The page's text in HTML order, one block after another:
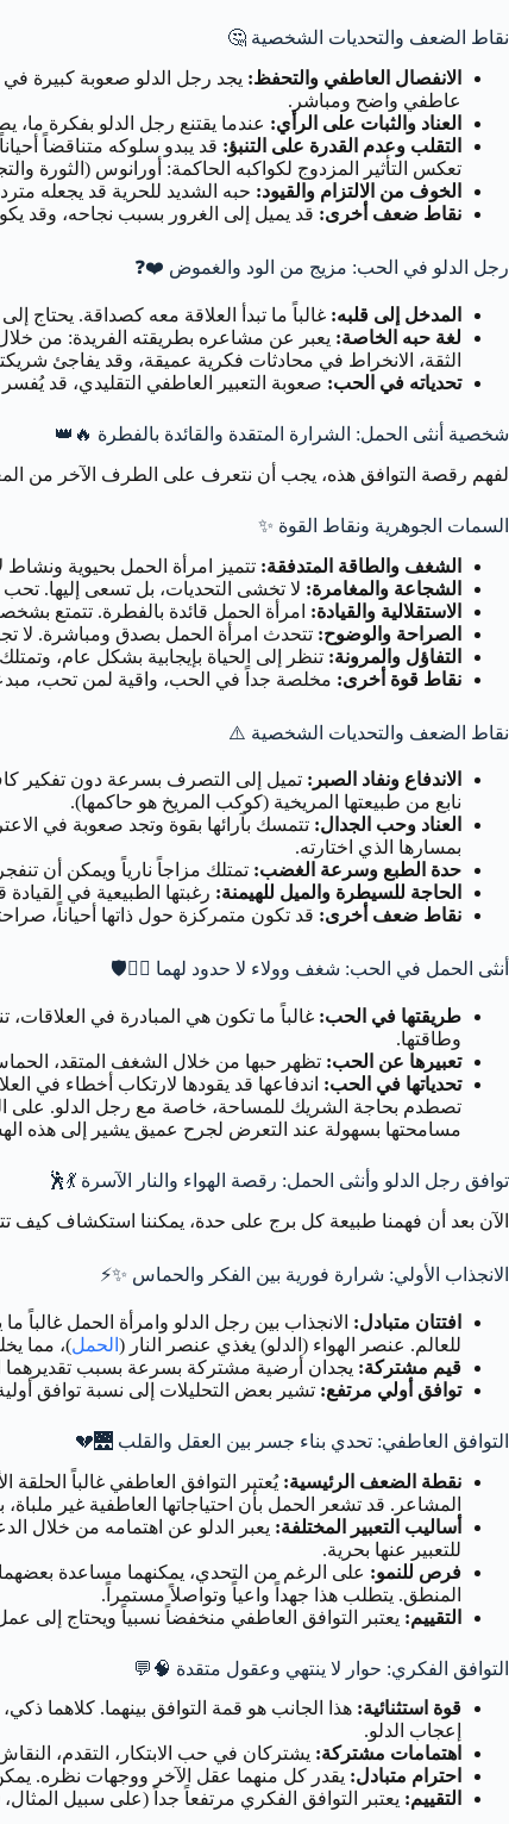
نقاط الضعف والتحديات الشخصية 🤔
الانفصال العاطفي والتحفظ: يجد رجل الدلو صعوبة كبيرة في
عاطفي واضح ومباشر.
العناد والثبات على الرأي: عندما يقتنع رجل الدلو بفكرة
التقلب وعدم القدرة على التنبؤ: قد يبدو سلوكه متناقضاً
تعكس التأثير المزدوج لكواكبه الحاكمة: أورانوس (الثورة
الخوف من الالتزام والقيود: حبه الشديد للحرية قد يجعله
نقاط ضعف أخرى: قد يميل إلى الغرور بسبب نجاحه، وقد
رجل الدلو في الحب: مزيج من الود والغموض ❤️❓
المدخل إلى قلبه: غالباً ما تبدأ العلاقة معه كصداقة. يحتاج
لغة حبه الخاصة: يعبر عن مشاعره بطريقته الفريدة: من
الثقة، الانخراط في محادثات فكرية عميقة، وقد يفاجئ
تحدياته في الحب: صعوبة التعبير العاطفي التقليدي، قد
شخصية أنثى الحمل: الشرارة المتقدة والقائدة بالفطرة 🔥👑
لفهم رقصة التوافق هذه، يجب أن نتعرف على الطرف الآخر من
السمات الجوهرية ونقاط القوة ✨
الشغف والطاقة المتدفقة: تتميز امرأة الحمل بحيوية ونشاط
الشجاعة والمغامرة: لا تخشى التحديات، بل تسعى إليها.
الاستقلالية والقيادة: امرأة الحمل قائدة بالفطرة. تتمتع
الصراحة والوضوح: تتحدث امرأة الحمل بصدق ومباشرة. لا
التفاؤل والمرونة: تنظر إلى الحياة بإيجابية بشكل عام،
نقاط قوة أخرى: مخلصة جداً في الحب، واقية لمن تحب،
نقاط الضعف والتحديات الشخصية ⚠️
الاندفاع ونفاد الصبر: تميل إلى التصرف بسرعة دون تفكير كافٍ
نابع من طبيعتها المريخية (كوكب المريخ هو حاكمها).
العناد وحب الجدال: تتمسك بآرائها بقوة وتجد صعوبة في
بمسارها الذي اختارته.
حدة الطبع وسرعة الغضب: تمتلك مزاجاً نارياً ويمكن أن
الحاجة للسيطرة والميل للهيمنة: رغبتها الطبيعية في
نقاط ضعف أخرى: قد تكون متمركزة حول ذاتها أحياناً،
أنثى الحمل في الحب: شغف وولاء لا حدود لهما ❤️‍🔥🛡️
طريقتها في الحب: غالباً ما تكون هي المبادرة في
وطاقتها.
تعبيرها عن الحب: تظهر حبها من خلال الشغف المتقد،
تحدياتها في الحب: اندفاعها قد يقودها لارتكاب أخطاء في
تصطدم بحاجة الشريك للمساحة، خاصة مع رجل الدلو. على
مسامحتها بسهولة عند التعرض لجرح عميق يشير إلى هذه
توافق رجل الدلو وأنثى الحمل: رقصة الهواء والنار الآسرة 💃🕺
الآن بعد أن فهمنا طبيعة كل برج على حدة، يمكننا استكشاف كيف
الانجذاب الأولي: شرارة فورية بين الفكر والحماس ✨⚡
افتتان متبادل: الانجذاب بين رجل الدلو وامرأة الحمل غالباً
للعالم. عنصر الهواء (الدلو) يغذي عنصر النار ( الحمل)، مما
قيم مشتركة: يجدان أرضية مشتركة بسرعة بسبب تقديرهما
توافق أولي مرتفع: تشير بعض التحليلات إلى نسبة توافق أولية عالية جداً بينهما،
التوافق العاطفي: تحدي بناء جسر بين العقل والقلب 🌉💔
نقطة الضعف الرئيسية: يُعتبر التوافق العاطفي غالباً
المشاعر. قد تشعر الحمل بأن احتياجاتها العاطفية غير
أساليب التعبير المختلفة: يعبر الدلو عن اهتمامه من خلال
للتعبير عنها بحرية.
فرص للنمو: على الرغم من التحدي، يمكنهما مساعدة
المنطق. يتطلب هذا جهداً واعياً وتواصلاً مستمراً.
التقييم: يعتبر التوافق العاطفي منخفضاً نسبياً ويحتاج إلى عمل جاد (على
التوافق الفكري: حوار لا ينتهي وعقول متقدة 🧠💬
قوة استثنائية: هذا الجانب هو قمة التوافق بينهما. كلاهما
إعجاب الدلو.
اهتمامات مشتركة: يشتركان في حب الابتكار، التقدم،
احترام متبادل: يقدر كل منهما عقل الآخر ووجهات نظره.
التقييم: يعتبر التوافق الفكري مرتفعاً جداً (على سبيل المثال، 90% أو حتى 100% في بعض التحليلات).